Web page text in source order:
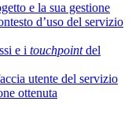
e la sua gestione
d’uso del servizio
e i touchpointdel
utente del servizio
ottenuta